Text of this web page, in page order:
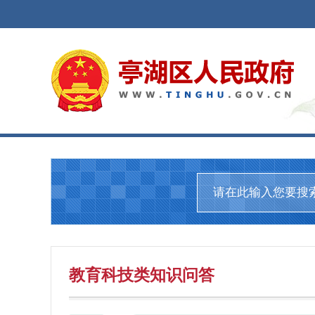
教育科技类知识问答